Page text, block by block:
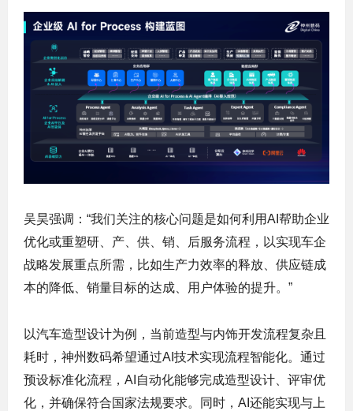
吴昊强调：“我们关注的核心问题是如何利用AI帮助企业
优化或重塑研、产、供、销、后服务流程，以实现车企
战略发展重点所需，比如生产力效率的释放、供应链成
本的降低、销量目标的达成、用户体验的提升。”
以汽车造型设计为例，当前造型与内饰开发流程复杂且
耗时，神州数码希望通过AI技术实现流程智能化。通过
预设标准化流程，AI自动化能够完成造型设计、评审优
化，并确保符合国家法规要求。同时，AI还能实现与上